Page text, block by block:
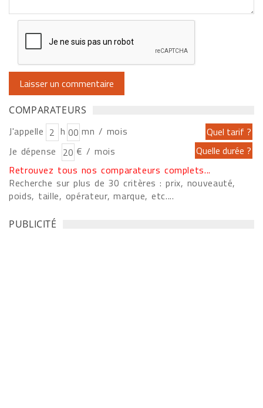
COMPARATEURS
J'appelle h
mn / mois
Je dépense
€ / mois
Retrouvez tous nos comparateurs complets...
Recherche sur plus de 30 critères : prix, nouveauté,
poids, taille, opérateur, marque, etc....
PUBLICITÉ